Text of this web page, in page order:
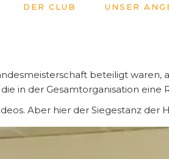
DER CLUB UNSER
beteiligt
in der Gesamtorganisation eine
Aber hier der Siegestanz der